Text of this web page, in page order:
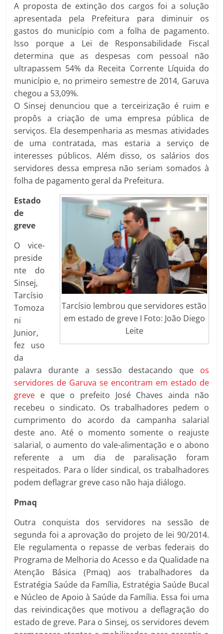
A proposta de extinção dos cargos foi a solução
apresentada pela Prefeitura para diminuir os
gastos do município com a folha de pagamento.
Isso porque a Lei de Responsabilidade Fiscal
determina que as despesas com pessoal não
ultrapassem 54% da Receita Corrente Líquida do
município e, no primeiro semestre de 2014, Garuva
chegou a 53,09%.
O Sinsej denunciou que a terceirização é ruim e
propôs a criação de uma empresa pública de
serviços. Ela desempenharia as mesmas atividades
de uma contratada, mas estaria a serviço de
interesses públicos. Além disso, os salários dos
servidores dessa empresa não seriam somados à
folha de pagamento geral da Prefeitura.
Tarcísio lembrou que servidores estão
em estado de greve I Foto: João Diego
Leite
Estado
de
greve
O vice-
preside
nte do
Sinsej,
Tarcísio
Tomoza
ni
Junior,
fez uso
da
palavra durante a sessão destacando que os
servidores de Garuva se encontram em estado de
greve e que o prefeito José Chaves ainda não
recebeu o sindicato. Os trabalhadores pedem o
cumprimento do acordo da campanha salarial
deste ano. Até o momento somente o reajuste
salarial, o aumento do vale-alimentação e o abono
referente a um dia de paralisação foram
respeitados. Para o líder sindical, os trabalhadores
podem deflagrar greve caso não haja diálogo.
Pmaq
Outra conquista dos servidores na sessão de
segunda foi a aprovação do projeto de lei 90/2014.
Ele regulamenta o repasse de verbas federais do
Programa de Melhoria do Acesso e da Qualidade na
Atenção Básica (Pmaq) aos trabalhadores da
Estratégia Saúde da Família, Estratégia Saúde Bucal
e Núcleo de Apoio à Saúde da Família. Essa foi uma
das reivindicações que motivou a deflagração do
estado de greve. Para o Sinsej, os servidores devem